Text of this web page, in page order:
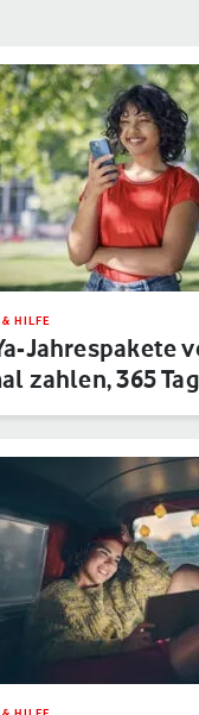
HILFE
Jahrespakete
zahlen, 365